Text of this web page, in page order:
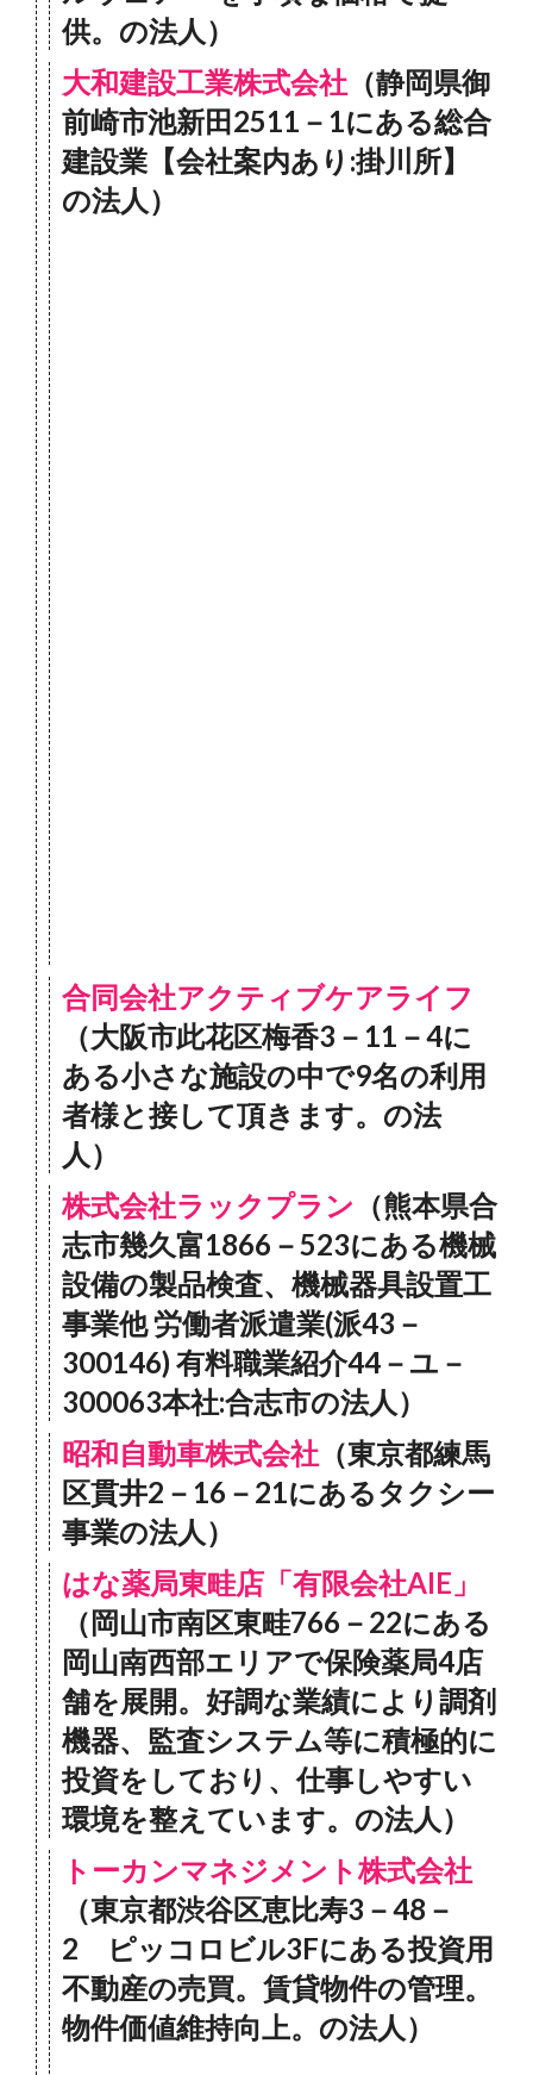
供。の法人）
大和建設工業株式会社 （静岡県御
前崎市池新田2511－1にある総合
建設業【会社案内あり:掛川所】
の法人）
合同会社アクティブケアライフ
（大阪市此花区梅香3－11－4に
ある小さな施設の中で9名の利用
者様と接して頂きます。の法
人）
株式会社ラックプラン （熊本県合
志市幾久富1866－523にある機械
設備の製品検査、機械器具設置工
事業他 労働者派遣業(派43－
300146) 有料職業紹介44－ユ－
300063本社:合志市の法人）
昭和自動車株式会社 （東京都練馬
区貫井2－16－21にあるタクシー
事業の法人）
はな薬局東畦店「有限会社AIE」
（岡山市南区東畦766－22にある
岡山南西部エリアで保険薬局4店
舗を展開。好調な業績により調剤
機器、監査システム等に積極的に
投資をしており、仕事しやすい
環境を整えています。の法人）
トーカンマネジメント株式会社
（東京都渋谷区恵比寿3－48－
2 ピッコロビル3Fにある投資用
不動産の売買。賃貸物件の管理。
物件価値維持向上。の法人）